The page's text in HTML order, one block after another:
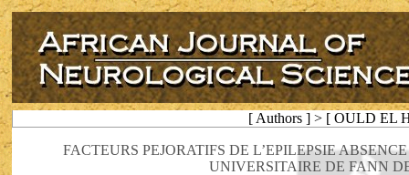
[ Authors ] > [ OULD EL
FACTEURS PEJORATIFS DE L’EPILEPSIE
UNIVERSITAIRE DE FANN